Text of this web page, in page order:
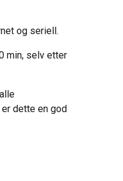
og seriell.
min, selv etter
er dette en god